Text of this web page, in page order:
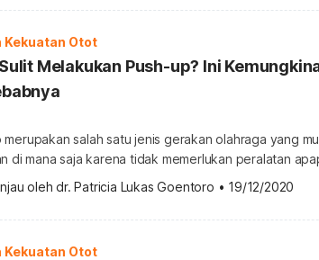
diri saat berada di luar rumah. Apa saja gerakan
Kekuatan Otot
Melakukan Push-up? Ini
merupakan salah satu jenis gerakan olahraga yang
di mana saja karena tidak memerlukan peralatan
pula ada orang yang mengalami kesulitan saat
penyebab susah push-up? Simak ulasan di
jawabannya. Berbagai penyebab susah push-up
oleh dr. Patricia Lukas Goentoro • 19/12/2020
Kekuatan Otot